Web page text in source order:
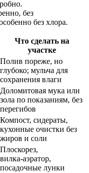
без
без хлора.
Что сделать на
участке
Полив пореже, но
глубоко; мульча для
сохранения влаги
Доломитовая мука или
зола по показаниям, без
перегибов
Компост, сидераты,
кухонные очистки без
жиров и соли
Плоскорез,
вилка‑аэратор,
посадочные лунки